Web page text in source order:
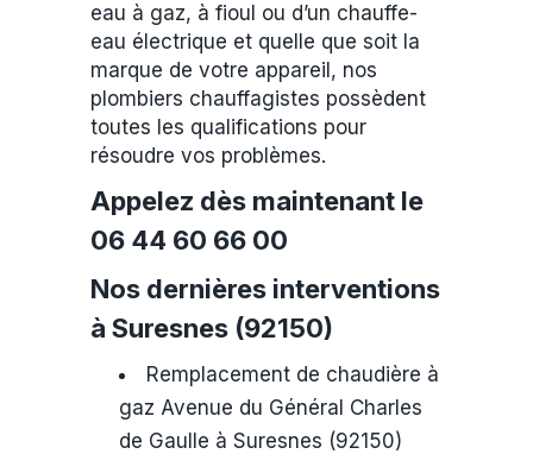
eau à gaz, à fioul ou d’un chauffe-
eau électrique et quelle que soit la
marque de votre appareil, nos
plombiers chauffagistes possèdent
toutes les qualifications pour
résoudre vos problèmes.
Appelez dès maintenant le
06 44 60 66 00
Nos dernières interventions
à Suresnes (92150)
Remplacement de chaudière à
gaz Avenue du Général Charles
de Gaulle à Suresnes (92150)